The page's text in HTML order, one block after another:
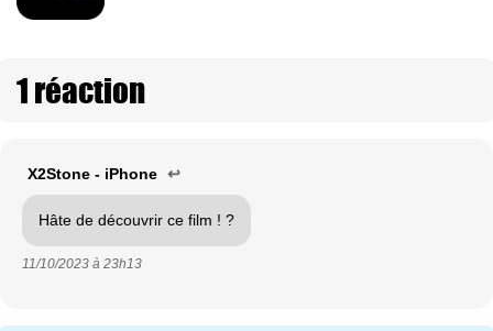
1 réaction
X2Stone - iPhone ↩
Hâte de découvrir ce film ! ?
11/10/2023 à 23h13